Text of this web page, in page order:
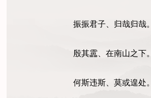
振振君子、归哉归哉。
殷其靁、在南山之下。
何斯违斯、莫或遑处。